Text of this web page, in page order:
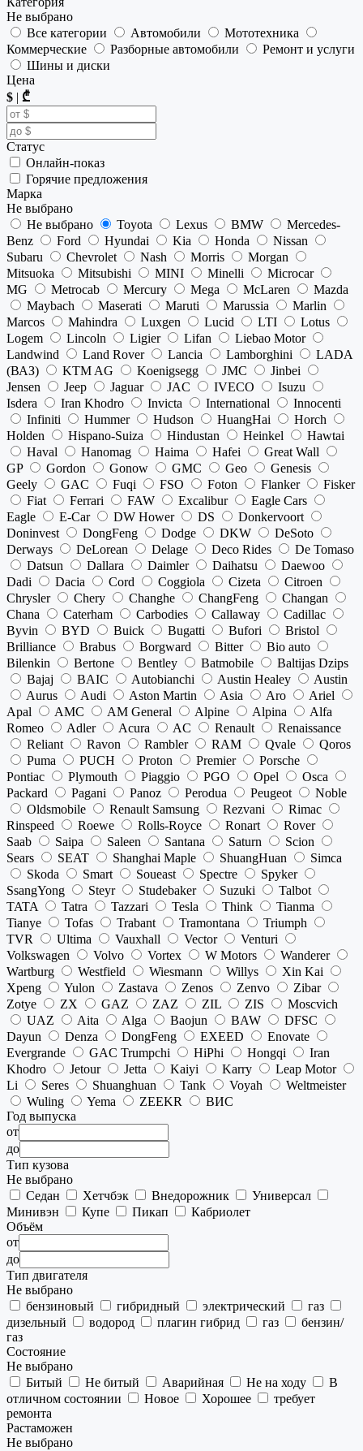
Не выбрано
Все категории
Автомобили
Мототехника
Коммерческие
Разборные автомобили
Ремонт и услуги
Шины и диски
Цена
$ | ₾
Статус
Онлайн-показ
Горячие предложения
Марка
Не выбрано
Не выбрано
Toyota Lexus BMW
Mercedes-
Benz
Ford Hyundai Kia Honda
Nissan
Subaru
Chevrolet Nash Morris
Morgan
Mitsuoka
Mitsubishi MINI Minelli
Microcar
MG
Metrocab Mercury Mega McLaren
Mazda
Maybach
Maserati Maruti Marussia
Marlin
Marcos
Mahindra Luxgen Lucid LTI
Lotus
Logem
Lincoln Ligier Lifan
Liebao Motor
Landwind
Land Rover Lancia Lamborghini
LADA
(ВАЗ)
KTM AG Koenigsegg JMC
Jinbei
Jensen
Jeep Jaguar JAC IVECO
Isuzu
Isdera
Iran Khodro Invicta International
Innocenti
Infiniti
Hummer Hudson HuangHai
Horch
Holden
Hispano-Suiza Hindustan Heinkel
Hawtai
Haval
Hanomag Haima Hafei
Great Wall
GP
Gordon Gonow GMC Geo
Genesis
Geely
GAC Fuqi FSO Foton Flanker
Fisker
Fiat
Ferrari FAW Excalibur
Eagle Cars
Eagle
E-Car DW Hower DS
Donkervoort
Doninvest
DongFeng Dodge DKW
DeSoto
Derways
DeLorean Delage Deco Rides
De Tomaso
Datsun
Dallara Daimler Daihatsu
Daewoo
Dadi
Dacia Cord Coggiola Cizeta
Citroen
Chrysler
Chery Changhe ChangFeng
Changan
Chana
Caterham Carbodies Callaway
Cadillac
Byvin
BYD Buick Bugatti Bufori
Bristol
Brilliance
Brabus Borgward Bitter
Bio auto
Bilenkin
Bertone Bentley Batmobile
Baltijas Dzips
Bajaj
BAIC Autobianchi Austin Healey
Austin
Aurus
Audi Aston Martin Asia Aro
Ariel
Apal
AMC AM General Alpine Alpina
Alfa
Romeo
Adler Acura AC Renault
Renaissance
Reliant
Ravon Rambler RAM Qvale
Qoros
Puma
PUCH Proton Premier
Porsche
Pontiac
Plymouth Piaggio PGO Opel
Osca
Packard
Pagani Panoz Perodua Peugeot
Noble
Oldsmobile
Renault Samsung Rezvani
Rimac
Rinspeed
Roewe Rolls-Royce Ronart
Rover
Saab
Saipa Saleen Santana Saturn
Scion
Sears
SEAT Shanghai Maple ShuangHuan
Simca
Skoda
Smart Soueast Spectre
Spyker
SsangYong
Steyr Studebaker Suzuki
Talbot
TATA
Tatra Tazzari Tesla Think
Tianma
Tianye
Tofas Trabant Tramontana
Triumph
TVR
Ultima Vauxhall Vector
Venturi
Volkswagen
Volvo Vortex W Motors
Wanderer
Wartburg
Westfield Wiesmann Willys
Xin Kai
Xpeng
Yulon Zastava Zenos Zenvo
Zibar
Zotye
ZX GAZ ZAZ ZIL ZIS
Moscvich
UAZ
Aita Alga Baojun BAW
DFSC
Dayun
Denza DongFeng EXEED
Enovate
Evergrande
GAC Trumpchi HiPhi Hongqi
Iran
Khodro
Jetour Jetta Kaiyi Karry
Leap Motor
Li
Seres Shuanghuan Tank Voyah
Weltmeister
Wuling
Yema ZEEKR
ВИС
Год выпуска
от
до
Тип кузова
Не выбрано
Седан
Хетчбэк Внедорожник
Универсал
Минивэн
Купе Пикап
Кабриолет
Объём
от
до
Тип двигателя
Не выбрано
бензиновый
гибридный электрический
газ
дизельный
водород плагин гибрид газ
бензин/
газ
Состояние
Не выбрано
Битый
Не битый Аварийная Не на ходу
В
отличном состоянии
Новое Хорошее
требует
ремонта
Растаможен
Не выбрано